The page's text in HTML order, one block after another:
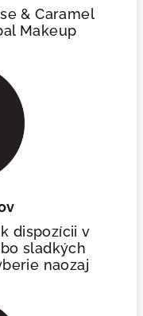
& Caramel
Makeup
dispozícii v
sladkých
naozaj